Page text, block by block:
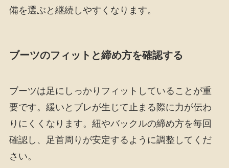
備を選ぶと継続しやすくなります。
ブーツのフィットと締め方を確認する
ブーツは足にしっかりフィットしていることが重
要です。緩いとブレが生じて止まる際に力が伝わ
りにくくなります。紐やバックルの締め方を毎回
確認し、足首周りが安定するように調整してくだ
さい。